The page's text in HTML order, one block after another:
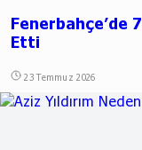
Fenerbahçe’de
Etti
23 Temmuz 2026